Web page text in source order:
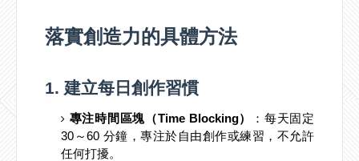
落實創造力的具體方法
1. 建立每日創作習慣
專注時間區塊（Time Blocking）
：每天固定
30～60 分鐘，專注於自由創作或練習，不允許
任何打擾。